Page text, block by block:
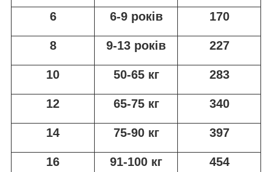
6 6-9 років 170
8 9-13 років 227
10 50-65 кг 283
12 65-75 кг 340
14 75-90 кг 397
16 91-100 кг 454